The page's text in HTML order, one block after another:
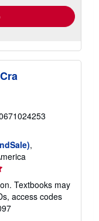
,
Textbooks may
access codes